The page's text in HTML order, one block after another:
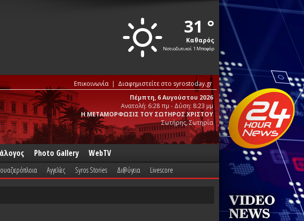
31 °
Καθαρός
Νοτιοδυτικοί 1 Μποφόρ
Επικοινωνία
Διαφημιστείτε στο syrostoday.gr
Πέμπτη, 6 Αυγούστου 2026
Ανατολή: 6:28 πμ - Δύση: 8:23 μμ
Η ΜΕΤΑΜΟΡΦΩΣΙΣ ΤΟΥ ΣΩΤΗΡΟΣ ΧΡΙΣΤΟΥ
Σωτήρης, Σωτηρία
Photo Gallery WebTV
Αγγελίες Syros Stories Δι@ύγεια Livescore